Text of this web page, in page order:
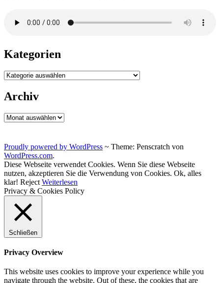
Kategorien
Kategorien
Archiv
Archiv
Proudly powered by WordPress ~ Theme: Penscratch von
WordPress.com.
Diese Webseite verwendet Cookies. Wenn Sie diese Webseite
nutzen, akzeptieren Sie die Verwendung von Cookies. Ok, alles
klar! Reject Weiterlesen
Privacy & Cookies Policy
Schließen
Privacy Overview
This website uses cookies to improve your experience while you
navigate through the website. Out of these, the cookies that are